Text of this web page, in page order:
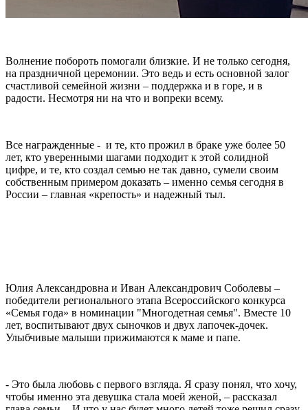
Волнение побороть помогали близкие. И не только сегодня,
на праздничной церемонии. Это ведь и есть основной залог
счастливой семейной жизни – поддержка и в горе, и в
радости. Несмотря ни на что и вопреки всему.
Все награжденные - и те, кто прожил в браке уже более 50
лет, кто уверенными шагами подходит к этой солидной
цифре, и те, кто создал семью не так давно, сумели своим
собственным примером доказать – именно семья сегодня в
России – главная «крепость» и надежный тыл.
Юлия Александровна и Иван Александрович Соболевы –
победители регионального этапа Всероссийского конкурса
«Семья года» в номинации "Многодетная семья". Вместе 10
лет, воспитывают двух сыночков и двух лапочек-дочек.
Улыбчивые малыши прижимаются к маме и папе.
- Это была любовь с первого взгляда. Я сразу понял, что хочу,
чтобы именно эта девушка стала моей женой, – рассказал